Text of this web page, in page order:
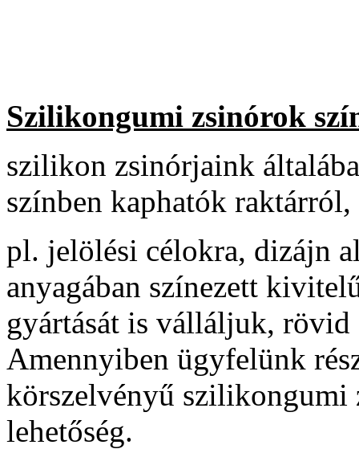
Szilikongumi zsinórok
szilikon zsinórjaink
színben kaphatók raktárról,
pl. jelölési célokra, dizájn
anyagában színezett
gyártását is válláljuk,
Amennyiben ügyfelünk
körszelvényű szilikongumi
lehetőség.